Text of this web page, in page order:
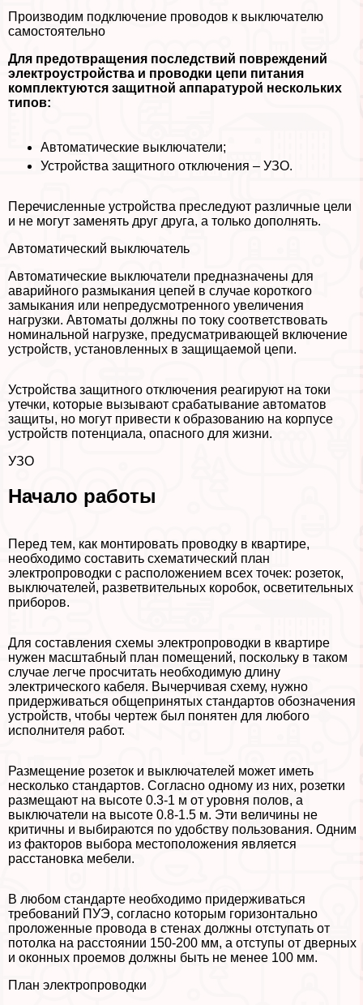
Производим подключение проводов к выключателю
самостоятельно
Для предотвращения последствий повреждений
электроустройства и проводки цепи питания
комплектуются защитной аппаратурой нескольких
типов:
Автоматические выключатели;
Устройства защитного отключения – УЗО.
Перечисленные устройства преследуют различные цели
и не могут заменять друг друга, а только дополнять.
Автоматический выключатель
Автоматические выключатели предназначены для
аварийного размыкания цепей в случае короткого
замыкания или непредусмотренного увеличения
нагрузки. Автоматы должны по току соответствовать
номинальной нагрузке, предусматривающей включение
устройств, установленных в защищаемой цепи.
Устройства защитного отключения реагируют на токи
утечки, которые вызывают сpaбатывание автоматов
защиты, но могут привести к образованию на корпусе
устройств потенциала, опасного для жизни.
УЗО
Начало работы
Перед тем, как монтировать проводку в квартире,
необходимо составить схематический план
электропроводки с расположением всех точек: розеток,
выключателей, разветвительных коробок, осветительных
приборов.
Для составления схемы электропроводки в квартире
нужен масштабный план помещений, поскольку в таком
случае легче просчитать необходимую длину
электрического кабеля. Вычерчивая схему, нужно
придерживаться общепринятых стандартов обозначения
устройств, чтобы чертеж был понятен для любого
исполнителя работ.
Размещение розеток и выключателей может иметь
несколько стандартов. Согласно одному из них, розетки
размещают на высоте 0.3-1 м от уровня полов, а
выключатели на высоте 0.8-1.5 м. Эти величины не
критичны и выбираются по удобству пользования. Одним
из факторов выбора местоположения является
расстановка мебели.
В любом стандарте необходимо придерживаться
требований ПУЭ, согласно которым горизонтально
проложенные провода в стенах должны отступать от
потолка на расстоянии 150-200 мм, а отступы от дверных
и оконных проемов должны быть не менее 100 мм.
План электропроводки